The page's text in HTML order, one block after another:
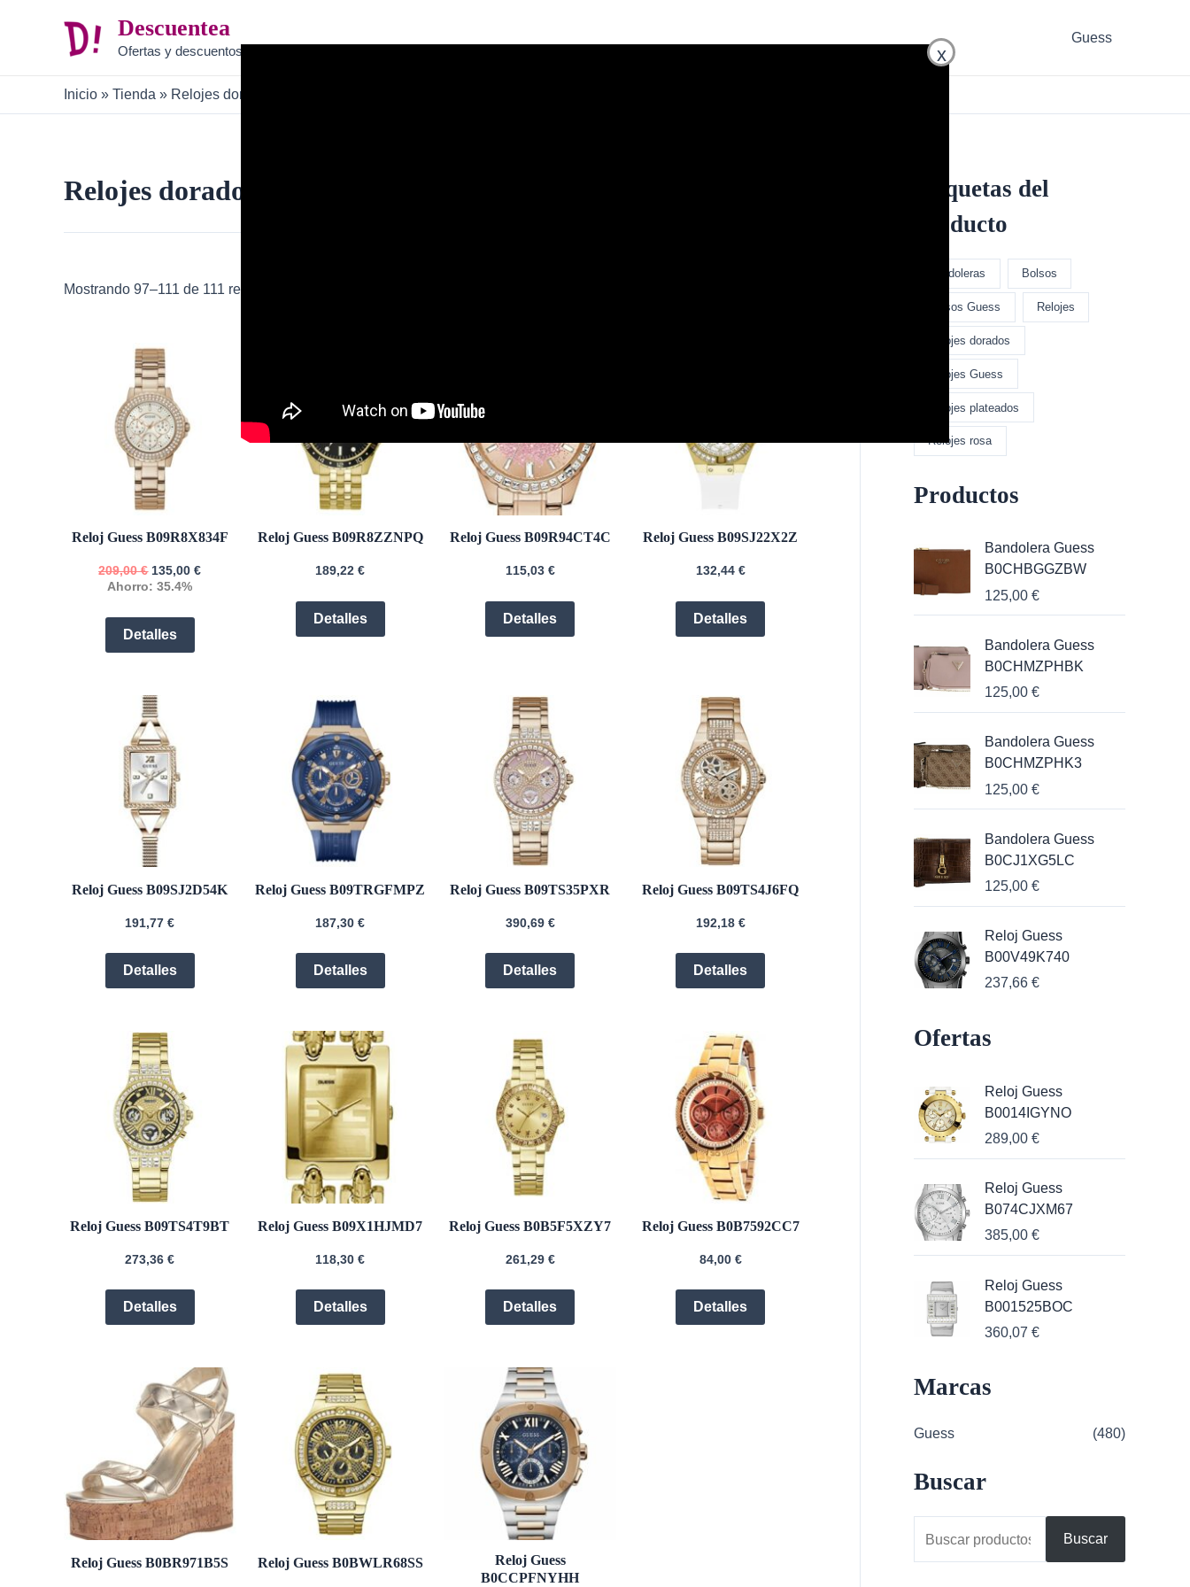
x
Descuentea
Ofertas y descuentos
Guess
Inicio » Tienda » Relojes dorados
Relojes dorados
Mostrando 97–111 de 111 resultados
Reloj Guess B09R8X834F
209,00€ 135,00€
Ahorro: 35.4%
Detalles
Reloj Guess B09R8ZZNPQ
189,22€
Detalles
Reloj Guess B09R94CT4C
115,03 €
Detalles
Reloj Guess B09SJ22X2Z
132,44 €
Detalles
Reloj Guess B09SJ2D54K
191,77€
Detalles
Reloj Guess B09TRGFMPZ
187,30€
Detalles
Reloj Guess B09TS35PXR
390,69 €
Detalles
Reloj Guess B09TS4J6FQ
192,18 €
Detalles
Reloj Guess B09TS4T9BT
273,36€
Detalles
Reloj Guess B09X1HJMD7
118,30€
Detalles
Reloj Guess B0B5F5XZY7
261,29 €
Detalles
Reloj Guess B0B7592CC7
84,00 €
Detalles
Reloj Guess B0BR971B5S Reloj Guess B0BWLR68SS
Reloj Guess
B0CCPFNYHH
Etiquetas del
producto
Bandoleras Bolsos
Bolsos Guess Relojes
Relojes dorados
Relojes Guess
Relojes plateados
Relojes rosa
Productos
Bandolera Guess
B0CHBGGZBW
125,00 €
Bandolera Guess
B0CHMZPHBK
125,00 €
Bandolera Guess
B0CHMZPHK3
125,00 €
Bandolera Guess
B0CJ1XG5LC
125,00 €
Reloj Guess
B00V49K740
237,66 €
Ofertas
Reloj Guess
B0014IGYNO
289,00 €
Reloj Guess
B074CJXM67
385,00 €
Reloj Guess
B001525BOC
360,07 €
Marcas
Guess (480)
Buscar
u
Buscar